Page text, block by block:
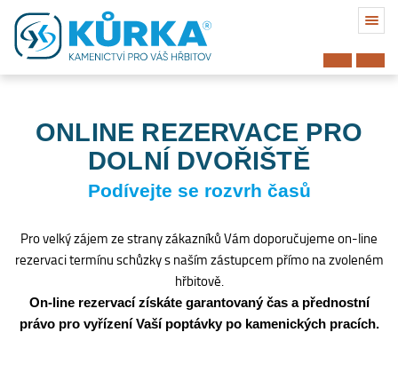
ONLINE REZERVACE PRO
DOLNÍ DVOŘIŠTĚ
Podívejte se rozvrh časů
Pro velký zájem ze strany zákazníků Vám doporučujeme on-line
rezervaci termínu schůzky s naším zástupcem přímo na zvoleném
hřbitově.
On-line rezervací získáte garantovaný čas a přednostní
právo pro vyřízení Vaší poptávky po kamenických pracích.